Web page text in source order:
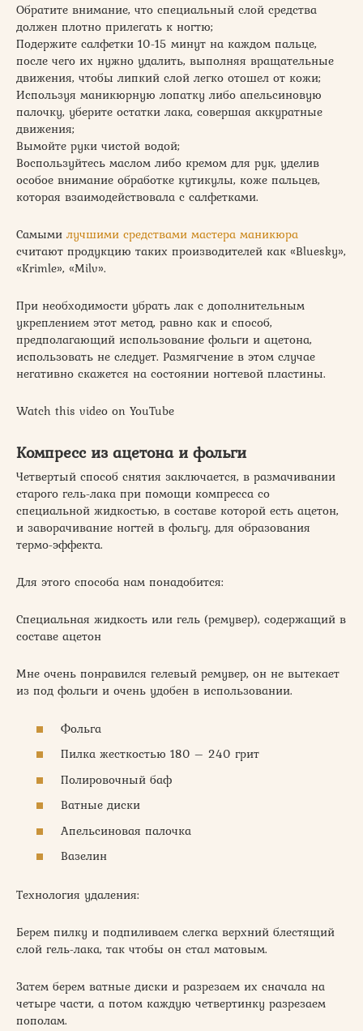
Обратите внимание, что специальный слой средства
должен плотно прилегать к ногтю;
Подержите салфетки 10-15 минут на каждом пальце,
после чего их нужно удалить, выполняя вращательные
движения, чтобы липкий слой легко отошел от кожи;
Используя маникюрную лопатку либо апельсиновую
палочку, уберите остатки лака, совершая аккуратные
движения;
Вымойте руки чистой водой;
Воспользуйтесь маслом либо кремом для рук, уделив
особое внимание обработке кутикулы, коже пальцев,
которая взаимодействовала с салфетками.
Самыми лучшими средствами мастера маникюра
считают продукцию таких производителей как «Bluesky»,
«Krimle», «Milv».
При необходимости убрать лак с дополнительным
укреплением этот метод, равно как и способ,
предполагающий использование фольги и ацетона,
использовать не следует. Размягчение в этом случае
негативно скажется на состоянии ногтевой пластины.
Watch this video on YouTube
Компресс из ацетона и фольги
Четвертый способ снятия заключается, в размачивании
старого гель-лака при помощи компресса со
специальной жидкостью, в составе которой есть ацетон,
и заворачивание ногтей в фольгу, для образования
термо-эффекта.
Для этого способа нам понадобится:
Специальная жидкость или гель (ремувер), содержащий в
составе ацетон
Мне очень понравился гелевый ремувер, он не вытекает
из под фольги и очень удобен в использовании.
Фольга
Пилка жесткостью 180 – 240 грит
Полировочный баф
Ватные диски
Апельсиновая палочка
Вазелин
Технология удаления:
Берем пилку и подпиливаем слегка верхний блестящий
слой гель-лака, так чтобы он стал матовым.
Затем берем ватные диски и разрезаем их сначала на
четыре части, а потом каждую четвертинку разрезаем
пополам.